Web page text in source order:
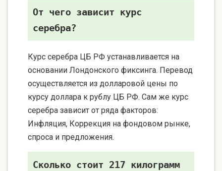
От чего зависит курс
серебра?
Курс серебра ЦБ РФ устанавливается на
основании Лондонского фиксинга. Перевод
осуществляется из долларовой цены по
курсу доллара к рублу ЦБ РФ. Сам же курс
серебра зависит от ряда факторов:
Инфляция, Коррекция на фондовом рынке,
спроса и предложения.
Сколько стоит 217 килограмм